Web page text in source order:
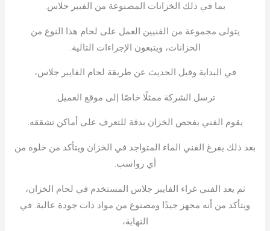
بما في ذلك الخزانات المصنوعة من الفيبر جلاس.
يتولى مجموعة من الفنيين العمل على لحام هذا النوع من
الخزانات، ويتبعون الإجراءات التالية.
في البداية وقبل الحديث عن طريقة لحام الفايبر جلاس،
ترسل الشركة ممثلًا خاصًا إلى موقع العميل.
يقوم الفني بفحص الخزان بدقة للتعرف على أماكن تشققه.
بعد ذلك يفرغ الفني الماء المتواجد في الخزان ويتأكد من خلوه من
أي رواسب.
ثم يعد الفني غراء الفايبر جلاس المستخدم في لحام الخزان،
ويتأكد من أنه مجهز جيدًا ومصنوع من مواد ذات جودة عالية. في
النهاية،